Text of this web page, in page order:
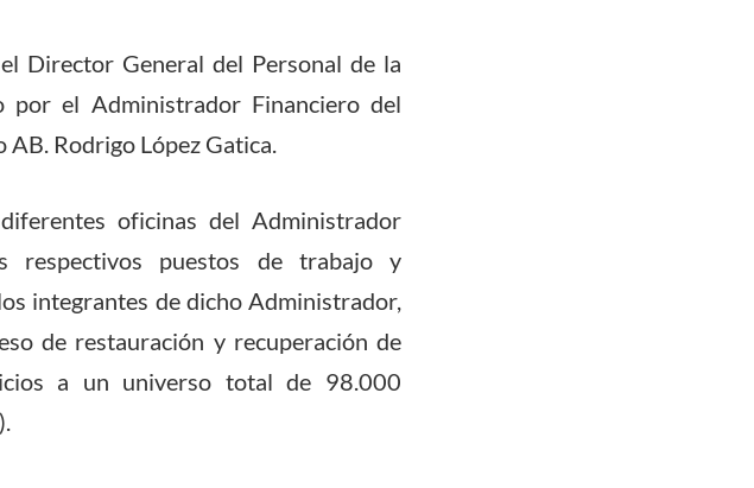
Director General del Personal de la
por el Administrador Financiero del
AB. Rodrigo López Gatica.
oficinas del Administrador
respectivos puestos de trabajo y
integrantes de dicho Administrador,
de restauración y recuperación de
a un universo total de 98.000